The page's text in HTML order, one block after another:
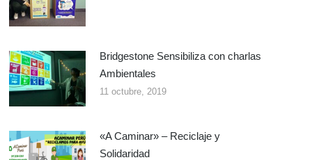
Bridgestone Sensibiliza con charlas
Ambientales
11 octubre, 2019
«A Caminar» – Reciclaje y
Solidaridad